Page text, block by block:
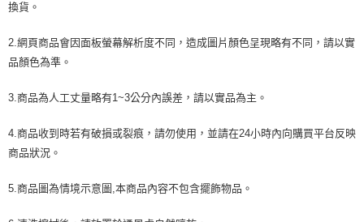
換貨。
2.網頁商品會因面板螢幕解析度不同，造成圖片顏色呈現略有不同，請以實
品顏色為準。
3.商品為人工丈量略有1~3公分內誤差，請以實品為主。
4.商品收到時若有破損或裂痕，請勿使用，並請在24小時內向購買平台反映
商品狀況。
5.商品圖為情境示意圖,本商品內容不包含擺飾物品。